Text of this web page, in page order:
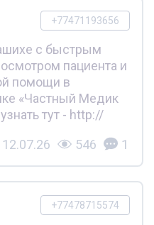
+77471193656
с быстрым
пациента и
помощи в
«Частный Медик
тут - http://
12.07.26 546 1
+77478715574